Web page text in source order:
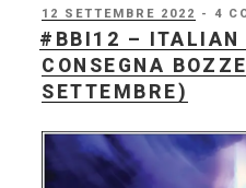
Big
Bang
12
il
PUBBLICATO
IL
12 SETTEMBRE 2022 - 4
#BBI12 – ITALIAN
CONSEGNA
SETTEMBRE)